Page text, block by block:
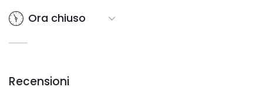
Ora chiuso
Recensioni